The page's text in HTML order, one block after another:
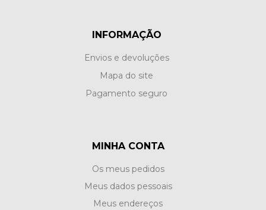
INFORMAÇÃO
Envios e devoluções
Mapa do site
Pagamento seguro
MINHA CONTA
Os meus pedidos
Meus dados pessoais
Meus endereços